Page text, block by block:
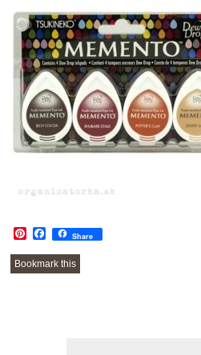
Pinterest
Facebook
Share
Bookmark this